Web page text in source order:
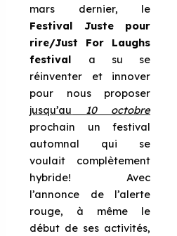
mars dernier, le
Festival Juste pour
rire/Just For Laughs
festival a su se
réinventer et innover
pour nous proposer
jusqu’au 10 octobre
prochain un festival
automnal qui se
voulait complètement
hybride! Avec
l’annonce de l’alerte
rouge, à même le
début de ses activités,